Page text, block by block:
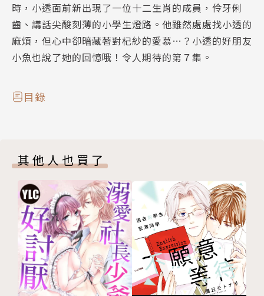
時，小透面前新出現了一位十二生肖的成員，伶牙俐
齒、講話尖酸刻薄的小學生燈路。他雖然處處找小透的
麻煩，但心中卻暗藏著對杞紗的愛慕…？小透的好朋友
小魚也說了她的回憶哦！令人期待的第７集。
目錄
其他人也買了